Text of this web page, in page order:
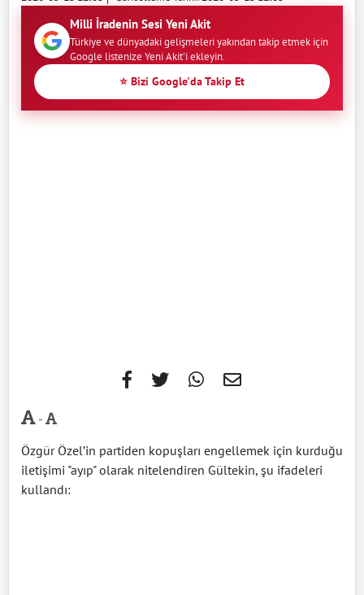
Milli İradenin Sesi Yeni Akit
Türkiye ve dünyadaki gelişmeleri yakından takip etmek için
Google listenize Yeni Akit'i ekleyin.
⭐ Bizi Google'da Takip Et
-
Özgür Özel’in partiden kopuşları engellemek için kurduğu
iletişimi "ayıp" olarak nitelendiren Gültekin, şu ifadeleri
kullandı: